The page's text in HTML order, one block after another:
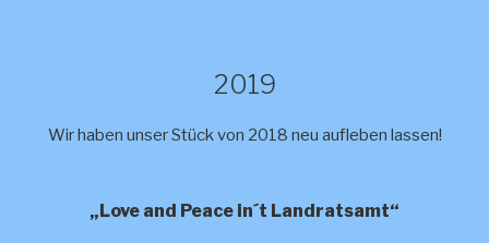
2019
Wir haben unser Stück von 2018 neu aufleben lassen!
„Love and Peace in´t Landratsamt“